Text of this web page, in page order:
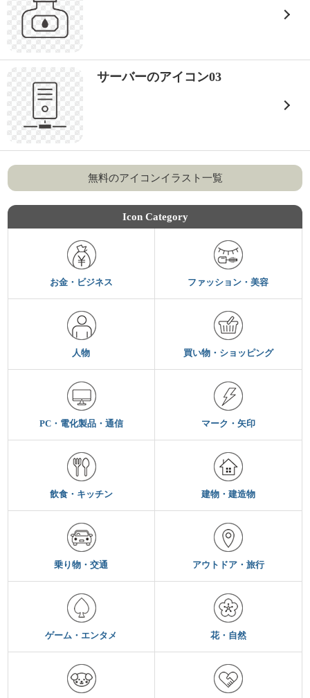
サーバーのアイコン03
無料のアイコンイラスト一覧
Icon Category
お金・ビジネス ファッション・美容
人物 買い物・ショッピング
PC・電化製品・通信 マーク・矢印
飲食・キッチン 建物・建造物
乗り物・交通 アウトドア・旅行
ゲーム・エンタメ 花・自然